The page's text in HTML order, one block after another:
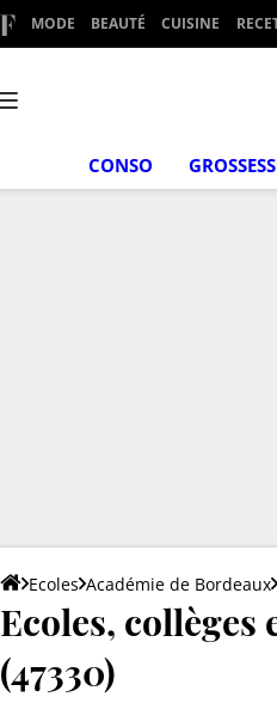
MODE BEAUTÉ CUISINE
CONSO
Ecoles Académie de Bordeaux
Ecoles,
(47330)